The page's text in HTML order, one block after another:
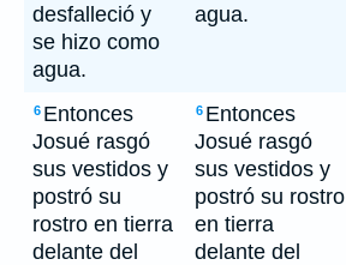
desfalleció y
se hizo como
agua.
agua.
6 Entonces
Josué rasgó
sus vestidos y
postró su
rostro en tierra
delante del
6 Entonces
Josué rasgó
sus vestidos y
postró su rostro
en tierra
delante del